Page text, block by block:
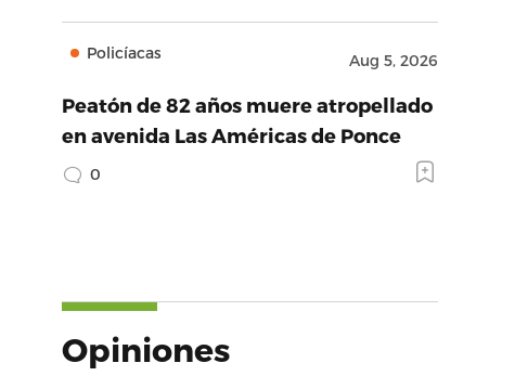
Policíacas Aug 5, 2026
Peatón de 82 años muere atropellado
en avenida Las Américas de Ponce
0
Opiniones